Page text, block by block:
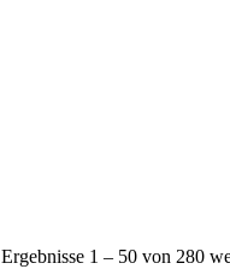
Ergebnisse 1 – 50 von 280